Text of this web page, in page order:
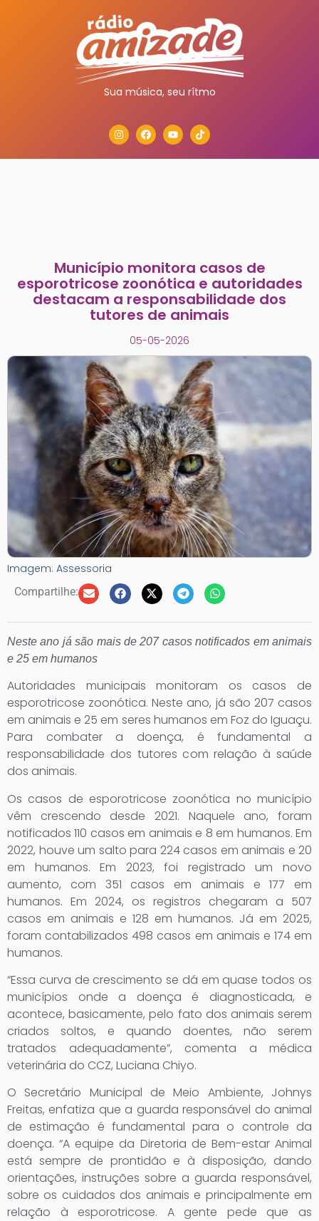
Sua música, seu rítmo
Município monitora casos de
esporotricose zoonótica e autoridades
destacam a responsabilidade dos
tutores de animais
05-05-2026
Imagem: Assessoria
Compartilhe:
Neste ano já são mais de 207 casos notificados em animais
e 25 em humanos
Autoridades municipais monitoram os casos de
esporotricose zoonótica. Neste ano, já são 207 casos
em animais e 25 em seres humanos em Foz do Iguaçu.
Para combater a doença, é fundamental a
responsabilidade dos tutores com relação à saúde
dos animais.
Os casos de esporotricose zoonótica no município
vêm crescendo desde 2021. Naquele ano, foram
notificados 110 casos em animais e 8 em humanos. Em
2022, houve um salto para 224 casos em animais e 20
em humanos. Em 2023, foi registrado um novo
aumento, com 351 casos em animais e 177 em
humanos. Em 2024, os registros chegaram a 507
casos em animais e 128 em humanos. Já em 2025,
foram contabilizados 498 casos em animais e 174 em
humanos.
“Essa curva de crescimento se dá em quase todos os
municípios onde a doença é diagnosticada, e
acontece, basicamente, pelo fato dos animais serem
criados soltos, e quando doentes, não serem
tratados adequadamente”, comenta a médica
veterinária do CCZ, Luciana Chiyo.
O Secretário Municipal de Meio Ambiente, Johnys
Freitas, enfatiza que a guarda responsável do animal
de estimação é fundamental para o controle da
doença. “A equipe da Diretoria de Bem-estar Animal
está sempre de prontidão e à disposição, dando
orientações, instruções sobre a guarda responsável,
sobre os cuidados dos animais e principalmente em
relação à esporotricose. A gente pede que as